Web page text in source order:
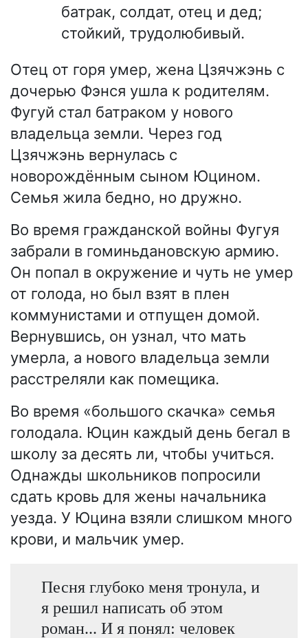
батрак, солдат, отец и дед;
стойкий, трудолюбивый.
Отец от горя умер, жена Цзячжэнь с
дочерью Фэнся ушла к родителям.
Фугуй стал батраком у нового
владельца земли. Через год
Цзячжэнь вернулась с
новорождённым сыном Юцином.
Семья жила бедно, но дружно.
Во время гражданской войны Фугуя
забрали в гоминьдановскую армию.
Он попал в окружение и чуть не умер
от голода, но был взят в плен
коммунистами и отпущен домой.
Вернувшись, он узнал, что мать
умерла, а нового владельца земли
расстреляли как помещика.
Во время «большого скачка» семья
голодала. Юцин каждый день бегал в
школу за десять ли, чтобы учиться.
Однажды школьников попросили
сдать кровь для жены начальника
уезда. У Юцина взяли слишком много
крови, и мальчик умер.
Песня глубоко меня тронула, и
я решил написать об этом
роман... И я понял: человек